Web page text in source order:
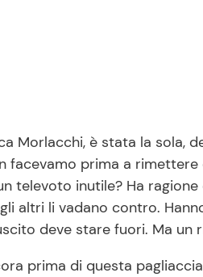
Morlacchi, è stata la
facevamo prima a
televoto inutile? Ha ragione
altri li vadano contro.
deve stare fuori. Ma
prima di questa